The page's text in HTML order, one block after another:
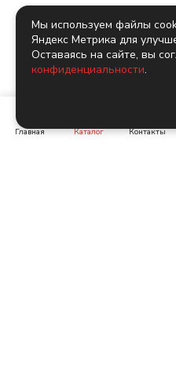
Главная Каталог Контакты
Мы используем файлы
Яндекс Метрика для
Оставаясь на сайте, вы
конфиденциальности.